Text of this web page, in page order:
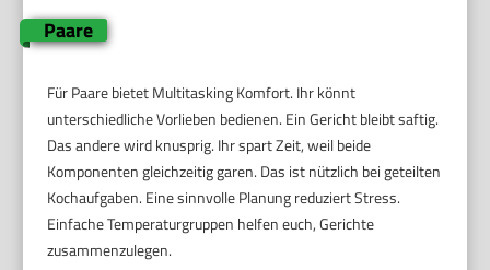
Paare
Für Paare bietet Multitasking Komfort. Ihr könnt
unterschiedliche Vorlieben bedienen. Ein Gericht bleibt saftig.
Das andere wird knusprig. Ihr spart Zeit, weil beide
Komponenten gleichzeitig garen. Das ist nützlich bei geteilten
Kochaufgaben. Eine sinnvolle Planung reduziert Stress.
Einfache Temperaturgruppen helfen euch, Gerichte
zusammenzulegen.